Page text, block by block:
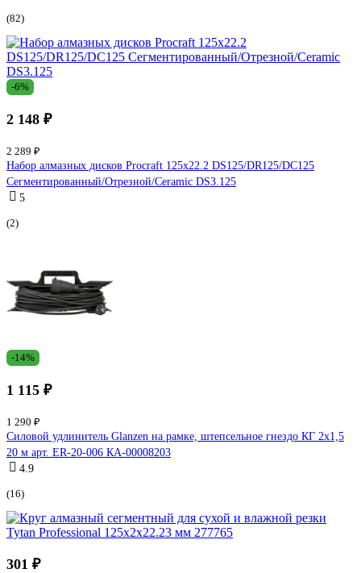
(82)
-6%
2 148 ₽
2 289 ₽
Набор алмазных дисков Procraft 125x22.2 DS125/DR125/DC125
Сегментированный/Отрезной/Ceramic DS3.125
5
(2)
-14%
1 115 ₽
1 290 ₽
Силовой удлинитель Glanzen на рамке, штепсельное гнездо КГ 2x1,5
20 м арт. ER-20-006 КА-00008203
4.9
(16)
301 ₽